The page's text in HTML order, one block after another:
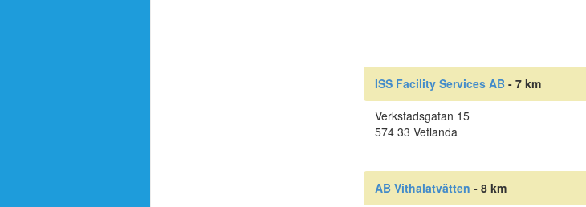
ISS Facility Services AB- 7 km
Verkstadsgatan 15
574 33 Vetlanda
AB Vithalatvätten - 8 km